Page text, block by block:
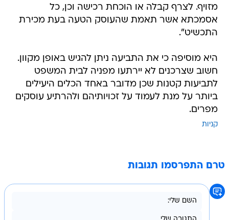
מזויף. לצרף קבלה או הוכחת רכישה וכן, כל
אסמכתא אשר תאמת שהעוסק הטעה בעת מכירת
התכשיט".
היא מוסיפה כי את התביעה ניתן להגיש באופן מקוון.
חשוב שצרכנים לא יירתעו מפניה לבית המשפט
לתביעות קטנות שכן מדובר באחד הכלים היעילים
ביותר על מנת לעמוד על זכויותיהם ולהרתיע עוסקים
מפרים.
קניות
טרם התפרסמו תגובות